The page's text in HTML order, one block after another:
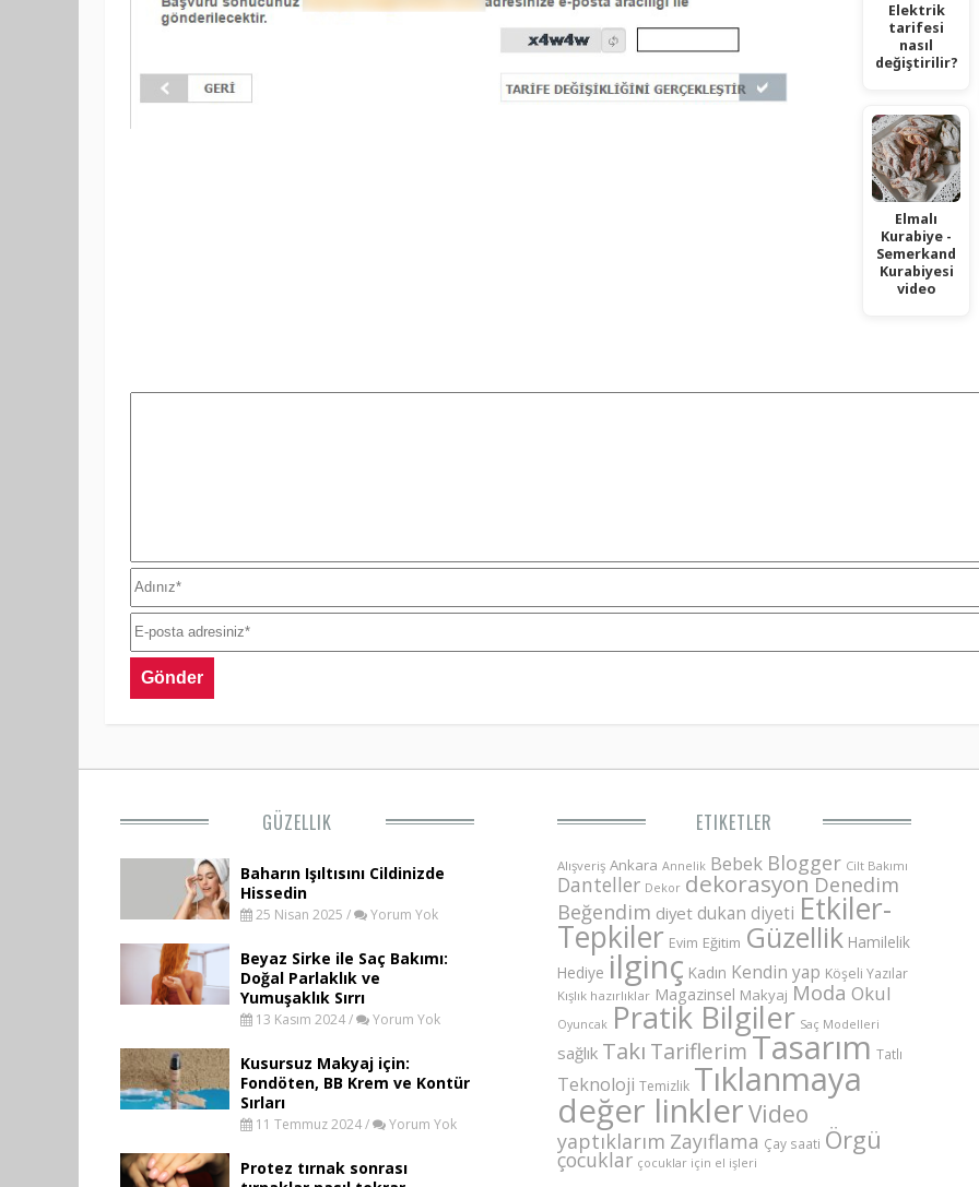
Elektrik
tarifesi
nasıl
değiştirilir?
Elmalı
Kurabiye -
Semerkand
Kurabiyesi
video
GÜZELLIK
Baharın Işıltısını Cildinizde
Hissedin
25 Nisan 2025 / Yorum Yok
Beyaz Sirke ile Saç Bakımı:
Doğal Parlaklık ve
Yumuşaklık Sırrı
13 Kasım 2024 / Yorum Yok
Kusursuz Makyaj için:
Fondöten, BB Krem ve Kontür
Sırları
11 Temmuz 2024 / Yorum Yok
Protez tırnak sonrası
ETIKETLER
Alışveriş Ankara Annelik Bebek Blogger Cilt Bakımı
Danteller Dekor dekorasyon Denedim
Beğendim diyet dukan diyeti Etkiler-
Tepkiler Evim Eğitim Güzellik Hamilelik
Hediye ilginç Kadın Kendin yap Köşeli Yazılar
Kışlık hazırlıklar Magazinsel Makyaj Moda Okul
Oyuncak Pratik Bilgiler Saç Modelleri
sağlık Takı Tariflerim Tasarım Tatlı
Teknoloji Temizlik Tıklanmaya
değer linklerVideo
yaptıklarım Zayıflama Çay saati Örgü
çocuklar çocuklar için el işleri